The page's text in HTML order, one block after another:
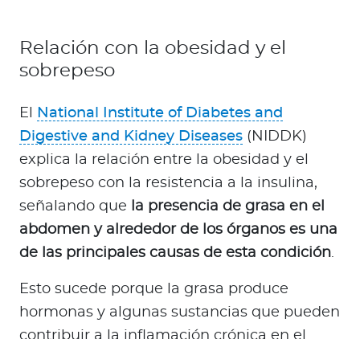
Relación con la obesidad y el
sobrepeso
El
National Institute of Diabetes and
Digestive and Kidney Diseases (NIDDK)
explica la relación entre la obesidad y el
sobrepeso con la resistencia a la insulina,
señalando que
la presencia de grasa en el
abdomen y alrededor de los órganos es una
de las principales causas de esta condición.
Esto sucede porque la grasa produce
hormonas y algunas sustancias que pueden